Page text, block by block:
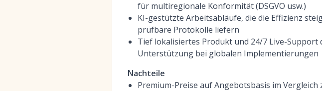
für multiregionale Konformität (DSGVO usw.)
KI-gestützte Arbeitsabläufe, die die Effizienz
prüfbare Protokolle liefern
Tief lokalisiertes Produkt und 24/7 Live-
Unterstützung bei globalen Implementierungen
Nachteile
Premium-Preise auf Angebotsbasis im